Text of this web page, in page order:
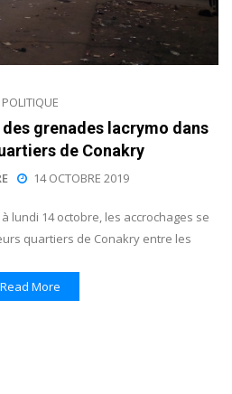
POLITIQUE
grenades lacrymo dans
de Conakry
14 OCTOBRE 2019
lundi 14 octobre, les accrochages se
quartiers de Conakry entre les
Read More